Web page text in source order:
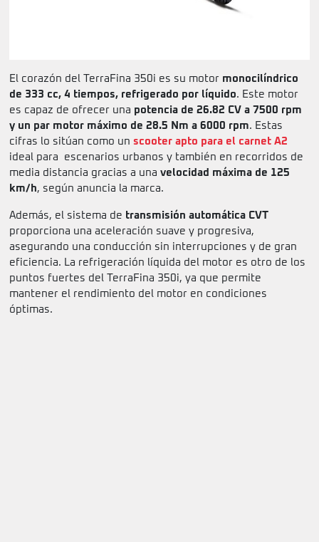
El corazón del TerraFina 350i es su motor monocilíndrico
de 333 cc, 4 tiempos, refrigerado por líquido. Este motor
es capaz de ofrecer una potencia de 26.82 CV a 7500 rpm
y un par motor máximo de 28.5 Nm a 6000 rpm. Estas
cifras lo sitúan como un scooter apto para el carnet A2
ideal para escenarios urbanos y también en recorridos de
media distancia gracias a una velocidad máxima de 125
km/h, según anuncia la marca.
Además, el sistema de transmisión automática CVT
proporciona una aceleración suave y progresiva,
asegurando una conducción sin interrupciones y de gran
eficiencia. La refrigeración líquida del motor es otro de los
puntos fuertes del TerraFina 350i, ya que permite
mantener el rendimiento del motor en condiciones
óptimas.